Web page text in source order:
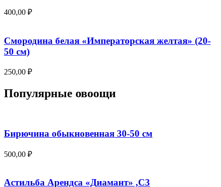
400,00 ₽
Смородина белая «Императорская желтая» (20-
50 см)
250,00 ₽
Популярные овоощи
Бирючина обыкновенная 30-50 см
500,00 ₽
Астильба Арендса «Диамант» ,С3